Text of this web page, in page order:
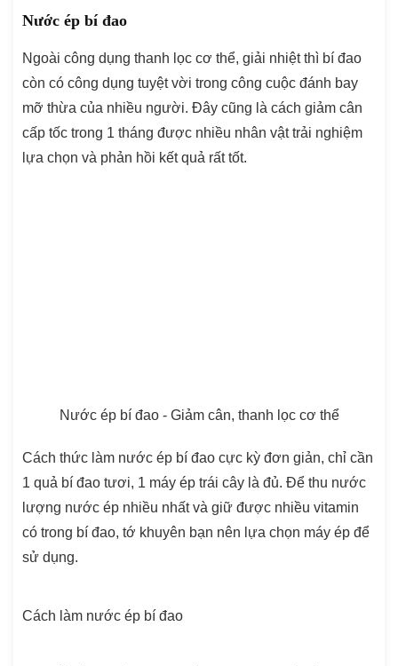
Nước ép bí đao
Ngoài công dụng thanh lọc cơ thể, giải nhiệt thì bí đao
còn có công dụng tuyệt vời trong công cuộc đánh bay
mỡ thừa của nhiều người. Đây cũng là cách giảm cân
cấp tốc trong 1 tháng được nhiều nhân vật trải nghiệm
lựa chọn và phản hồi kết quả rất tốt.
Nước ép bí đao - Giảm cân, thanh lọc cơ thể
Cách thức làm nước ép bí đao cực kỳ đơn giản, chỉ cần
1 quả bí đao tươi, 1 máy ép trái cây là đủ. Để thu nước
lượng nước ép nhiều nhất và giữ được nhiều vitamin
có trong bí đao, tớ khuyên bạn nên lựa chọn máy ép để
sử dụng.
Cách làm nước ép bí đao